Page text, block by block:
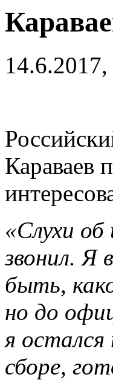
Караваев
«Слухи
звонил. Я
быть,
но до
я
сборе,